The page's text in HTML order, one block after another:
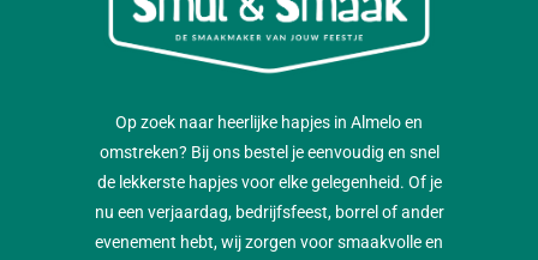
Op zoek naar heerlijke hapjes in Almelo en
omstreken? Bij ons bestel je eenvoudig en snel
de lekkerste hapjes voor elke gelegenheid. Of je
nu een verjaardag, bedrijfsfeest, borrel of ander
evenement hebt, wij zorgen voor smaakvolle en